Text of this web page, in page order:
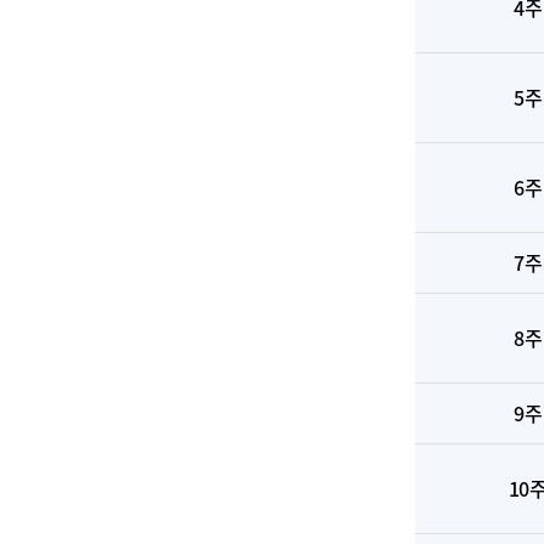
4주
5주
6주
7주
8주
9주
10